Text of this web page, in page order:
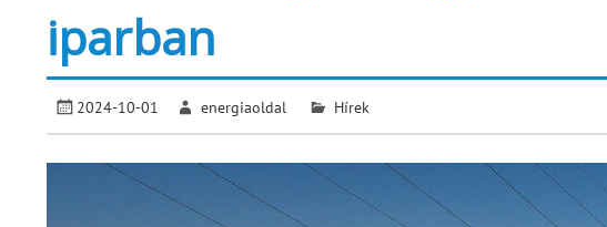
iparban
2024-10-01 energiaoldal Hírek